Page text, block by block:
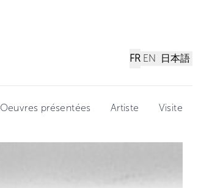
FR EN 日本語
Oeuvres présentées Artiste Visite